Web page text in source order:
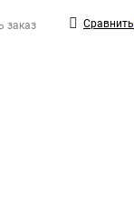
заказ Сравнить